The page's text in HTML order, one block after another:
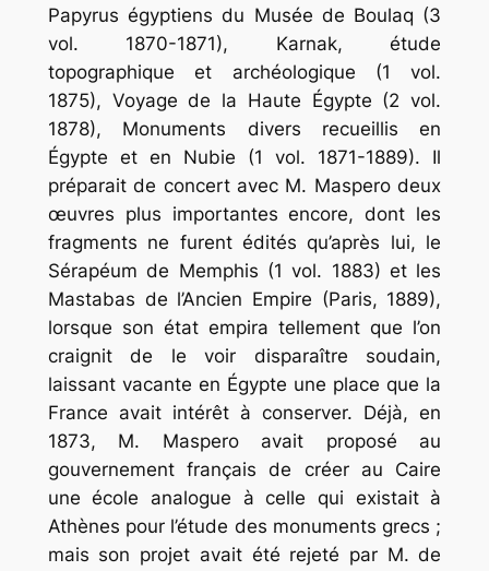
Papyrus égyptiens du Musée de Boulaq (3
vol. 1870-1871), Karnak,étude
topographique
et archéologique (1 vol.
1875), Voyage de la Haute Égypte (2 vol.
1878), Monuments divers recueillis
en
Égypte et en Nubie (1 vol. 1871-1889). Il
préparait de concert avec M. Maspero deux
œuvres plus importantes encore, dont les
fragments ne furent édités qu’après lui, le
Sérapéum de Memphis (1 vol. 1883) et les
Mastabas de l’Ancien Empire (Paris, 1889),
lorsque son état empira tellement que l’on
craignit de le voir disparaître soudain,
laissant vacante en Égypte une place que la
France avait intérêt à conserver. Déjà, en
1873, M. Maspero avait proposé au
gouvernement français de créer au Caire
une école analogue à celle qui existait à
Athènes pour l’étude des monuments grecs ;
mais son projet avait été rejeté par M. de